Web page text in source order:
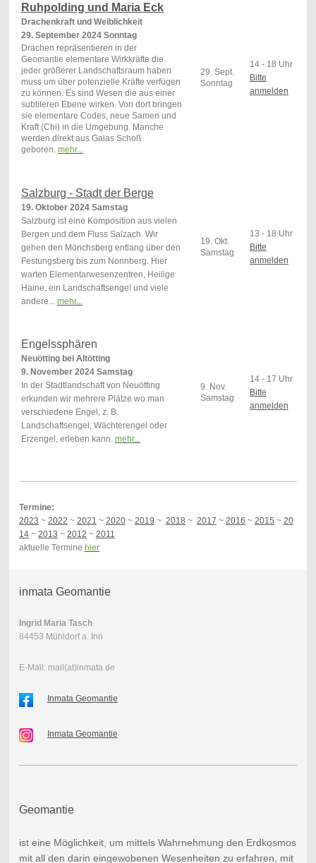
Ruhpolding und Maria Eck
Drachenkraft und Weiblichkeit
29. September 2024 Sonntag
Drachen repräsentieren in der
Geomantie elementare Wirkkräfte die
jeder größerer Landschaftsraum haben
muss um über potenzielle Kräfte verfügen
zu können. Es sind Wesen die aus einer
subtileren Ebene wirken. Von dort bringen
sie elementare Codes, neue Samen und
Kraft (Chi) in die Umgebung. Manche
werden direkt aus Gaias Schoß
geboren. mehr...
29. Sept.
Sonntag
14 - 18 Uhr
Bitte
anmelden
Salzburg - Stadt der Berge
19. Oktober 2024 Samstag
Salzburg ist eine Komposition aus vielen
Bergen und dem Fluss Salzach. Wir
gehen den Mönchsberg entlang über den
Festungsberg bis zum Nonnberg. Hier
warten Elementarwesenzentren, Heilige
Haine, ein Landschaftsengel und viele
andere... mehr...
19. Okt.
Samstag
13 - 18 Uhr
Bitte
anmelden
Engelssphären
Neuötting bei Altötting
9. November 2024 Samstag
In der Stadtlandschaft von Neuötting
erkunden wir mehrere Plätze wo man
verschiedene Engel, z. B.
Landschaftsengel, Wächterengel oder
Erzengel, erleben kann. mehr...
9. Nov.
Samstag
14 - 17 Uhr
Bitte
anmelden
Termine:
2023 ~ 2022 ~ 2021 ~ 2020~ 2019 ~ 2018 ~ 2017 ~ 2016 ~ 2015 ~ 20
14~ 2013 ~ 2012 ~ 2011
aktuelle Termine hier
inmata Geomantie
Ingrid Maria Tasch
84453 Mühldorf a. Inn
E-Mail: mail(at)inmata.de
Inmata Geomantie
Inmata Geomantie
Geomantie
ist eine Möglichkeit, um mittels Wahrnehmung den Erdkosmos
mit all den darin eingewobenen Wesenheiten zu erfahren, mit